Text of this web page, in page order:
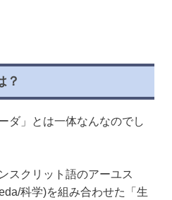
？
ダ」とは一体なんなのでし
スクリット語のアーユス
科学)を組み合わせた「生